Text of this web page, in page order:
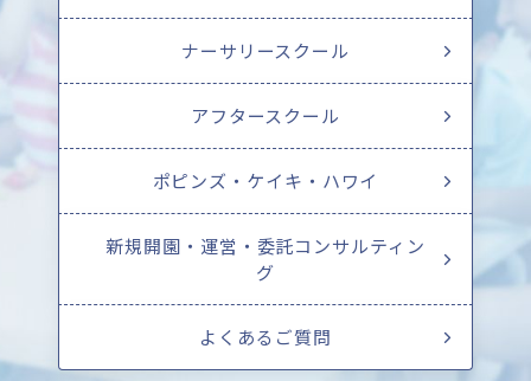
ナーサリースクール
アフタースクール
ポピンズ・ケイキ・ハワイ
新規開園・運営・委託コンサルティン
グ
よくあるご質問